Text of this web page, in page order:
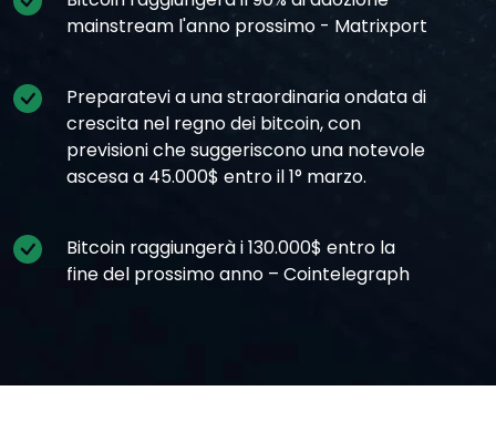
mainstream l'anno prossimo - Matrixport
Preparatevi a una straordinaria ondata di
crescita nel regno dei bitcoin, con
previsioni che suggeriscono una notevole
ascesa a 45.000$ entro il 1° marzo.
Bitcoin raggiungerà i 130.000$ entro la
fine del prossimo anno – Cointelegraph